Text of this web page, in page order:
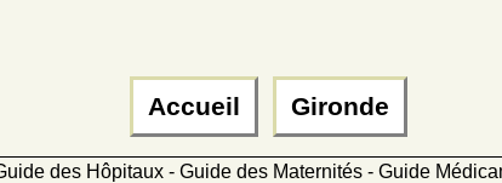
Accueil Gironde
des Hôpitaux - Guide des Maternités - Guide